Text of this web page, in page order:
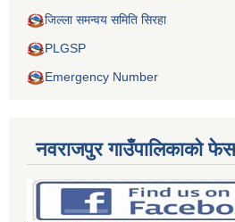
जिल्ला समन्वय समिति सिरहा
PLGSP
Emergency Number
नवराजपुर गाउँपालिकाको